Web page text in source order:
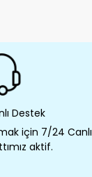
Destek
için 7/24 Canlı
aktif.